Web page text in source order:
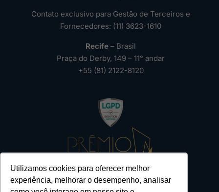
Utilizamos cookies para oferecer melhor
experiência, melhorar o desempenho, analisar
Contato exclusivo para Gestão de Terceiros e
Fornecedores: (11) 3623-1610
Recife – Brasil
Praça do Derby, 149 – 11° andar
+55 (81) 2122-8120